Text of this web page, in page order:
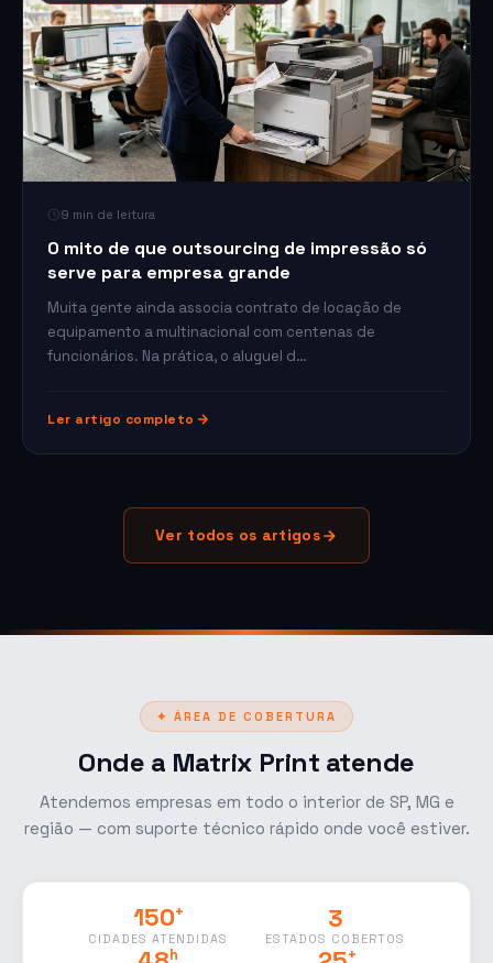
9 min de leitura
O mito de que outsourcing de impressão só
serve para empresa grande
Muita gente ainda associa contrato de locação de
equipamento a multinacional com centenas de
funcionários. Na prática, o aluguel d…
Ler artigo completo
Ver todos os artigos
✦ ÁREA DE COBERTURA
Onde a Matrix Print atende
Atendemos empresas em todo o interior de SP, MG e
região — com suporte técnico rápido onde você estiver.
150+
CIDADES ATENDIDAS
3
ESTADOS COBERTOS
h +